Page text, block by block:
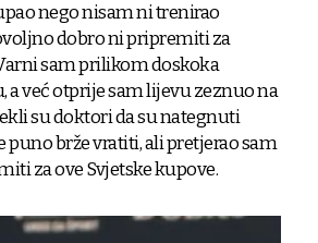
nego nisam ni trenirao
dobro ni pripremiti za
sam prilikom doskoka
već otprije sam lijevu zeznuo na
su doktori da su nategnuti
puno brže vratiti, ali pretjerao sam
za ove Svjetske kupove.